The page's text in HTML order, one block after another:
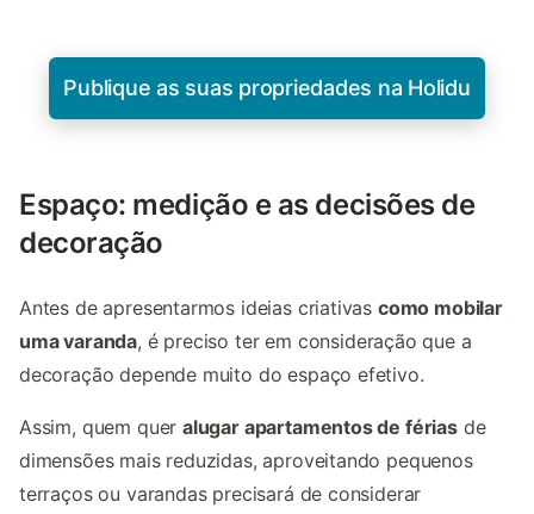
Publique as suas propriedades na Holidu
Espaço: medição e as decisões de
decoração
Antes de apresentarmos ideias criativas como mobilar
uma varanda, é preciso ter em consideração que a
decoração depende muito do espaço efetivo.
Assim, quem queralugar apartamentos de fériasde
dimensões mais reduzidas, aproveitando pequenos
terraços ou varandas precisará de considerar